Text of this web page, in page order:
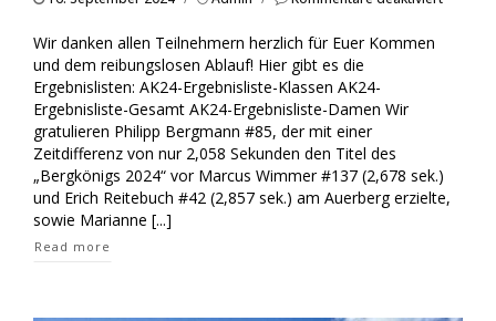
Wir danken allen Teilnehmern herzlich für Euer Kommen
und dem reibungslosen Ablauf! Hier gibt es die
Ergebnislisten: AK24-Ergebnisliste-Klassen AK24-
Ergebnisliste-Gesamt AK24-Ergebnisliste-Damen Wir
gratulieren Philipp Bergmann #85, der mit einer
Zeitdifferenz von nur 2,058 Sekunden den Titel des
„Bergkönigs 2024“ vor Marcus Wimmer #137 (2,678 sek.)
und Erich Reitebuch #42 (2,857 sek.) am Auerberg erzielte,
sowie Marianne [...]
Read more